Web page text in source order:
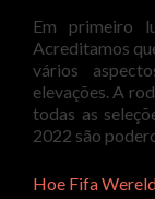
Em primeiro
Acreditamos
vários
elevações. A
todas as
2022 são
Hoe Fifa